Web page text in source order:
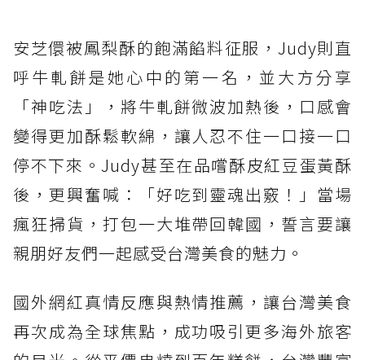
安芝儇被鳳梨酥的飽滿餡料征服，Judy則直
呼牛軋餅是她心中的第一名，並大方分享
「神吃法」，將牛軋餅微波加熱後，口感會
變得更加酥鬆軟綿，讓人忍不住一口接一口
停不下來。Judy甚至在品嚐酥皮紅豆蛋黃酥
後，更興奮喊：「好吃到靈魂出竅！」當場
瘋狂掃貨，打包一大堆帶回韓國，誓言要讓
親朋好友們一起感受台灣美食的魅力。
國外網紅真情反應與熱情推薦，讓台灣美食
再次成為全球焦點，成功吸引更多海外旅客